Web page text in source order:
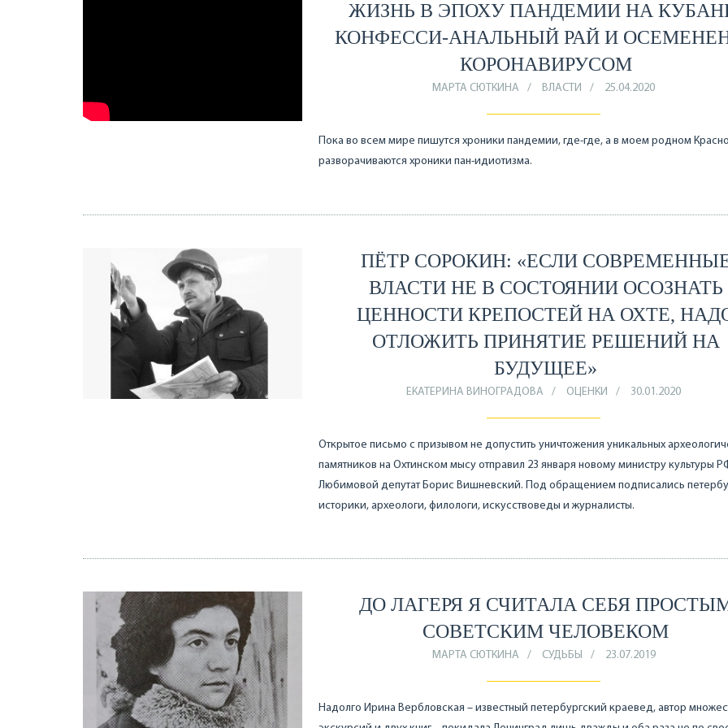
ЖИЗНЬ В ЭПОХУ ПАНДЕМИИ НА
КОНФЕССИ-АНАЛЬНЫЙ РАЙ И
КОРОНАВИРУСОМ
МАРТА СЮТКИНА ВЛАСТИ 25.04.2020
Пока во всем мире пишутся хроники пандемии, где-где, а в моем родном
разворачиваются хроники пан-идиотизма.
ПЁТР СОРОКИН: «ЕСЛИ
ВЛАСТИ НЕ В СОСТОЯНИИ ОСОЗНАТЬ
ЦЕННОСТИ КРЕПОСТЕЙ НА ОХТЕ,
ОТЛОЖИТЬ ПРИНЯТИЕ РЕШЕНИЙ НА
БУДУЩЕЕ»
ЕКАТЕРИНА ВИНОГРАДОВА ОЦЕНКИ 30.01.2020
Открытое письмо с призывом не допустить уничтожения уникальных
памятников на Охтинском мысу отправил 23 января новому министру культуры
Любимовой депутат Борис Вишневский. Под обращением подписались
историки, археологи, филологи, искусствоведы и журналисты.
ДО ЛАГЕРЯ Я СЧИТАЛА СЕБЯ
СОВЕТСКИМ ЧЕЛОВЕКОМ
МАРТА СЮТКИНА СУДЬБЫ 23.07.2019
Надолго Ирина Вербловская – известный петербургский краевед, автор